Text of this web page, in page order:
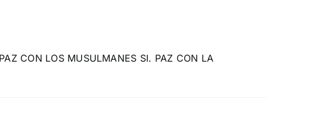
CON LOS MUSULMANES SI. PAZ CON LA